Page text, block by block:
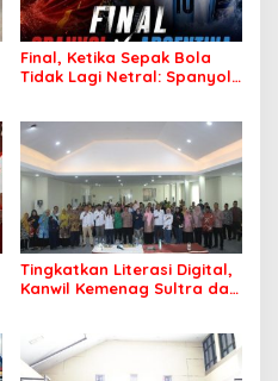
Final, Ketika Sepak Bola
Tidak Lagi Netral: Spanyol
Tingkatkan Literasi Digital,
Kanwil Kemenag Sultra dan